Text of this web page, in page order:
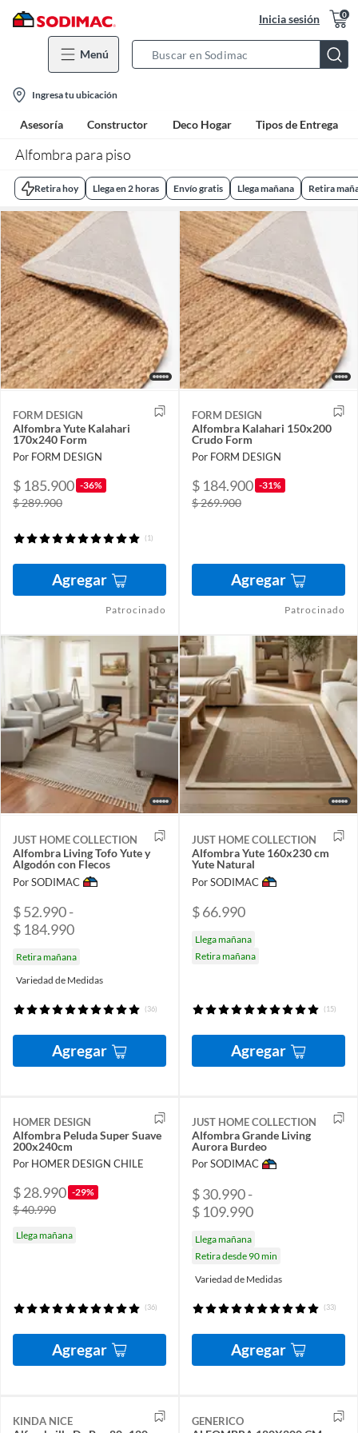
Inicia sesión 0
Menú
Bar
location-
icon
Ingresa tu ubicación
Asesoría Constructor Deco Hogar Tipos de Entrega
Alfombra para piso
Retira hoy Llega en 2 horas Envío gratis Llega mañana Retira
FORM DESIGN
Alfombra Yute Kalahari
170x240 Form
Por FORM DESIGN
$ 185.900 -36%
$ 289.900
(1)
Agregar
Patrocinado
FORM DESIGN
Alfombra Kalahari 150x200
Crudo Form
Por FORM DESIGN
$ 184.900 -31%
$ 269.900
Agregar
Patrocinado
JUST HOME COLLECTION
Alfombra Living Tofo Yute y
Algodón con Flecos
Por SODIMAC
$ 52.990 -
$ 184.990
Retira mañana
Variedad de Medidas
(36)
Agregar
JUST HOME COLLECTION
Alfombra Yute 160x230 cm
Yute Natural
Por SODIMAC
$ 66.990
Llega mañana
Retira mañana
(15)
Agregar
HOMER DESIGN
Alfombra Peluda Super Suave
200x240cm
Por HOMER DESIGN CHILE
$ 28.990 -29%
$ 40.990
Llega mañana
(36)
Agregar
JUST HOME COLLECTION
Alfombra Grande Living
Aurora Burdeo
Por SODIMAC
$ 30.990 -
$ 109.990
Llega mañana
Retira desde 90 min
Variedad de Medidas
(33)
Agregar
KINDA NICE GENERICO